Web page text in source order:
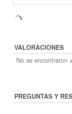
VALORACIONES
No se encontraron
PREGUNTAS Y